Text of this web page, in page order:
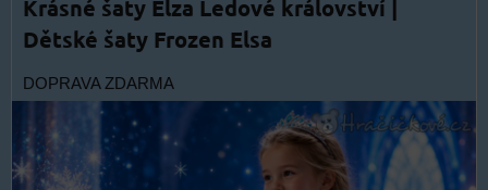
Krásné šaty Elza Ledové království |
Dětské šaty Frozen Elsa
DOPRAVA ZDARMA